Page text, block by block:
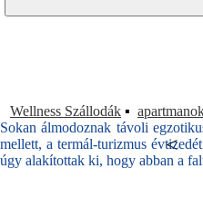
<
Wellness Szállodák ▪
Sokan álmodoznak távoli
mellett, a termál-turizmus
úgy alakítottak ki, hogy abban a